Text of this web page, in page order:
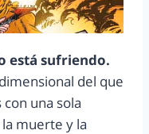
está sufriendo.
del que
una sola
muerte y la